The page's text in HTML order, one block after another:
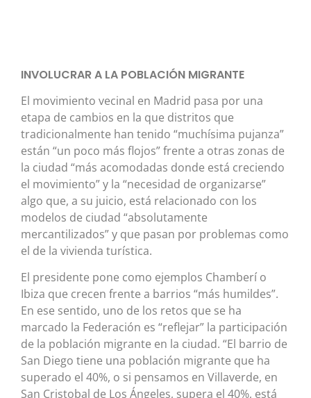
INVOLUCRAR A LA POBLACIÓN MIGRANTE
El movimiento vecinal en Madrid pasa por una
etapa de cambios en la que distritos que
tradicionalmente han tenido “muchísima pujanza”
están “un poco más flojos” frente a otras zonas de
la ciudad “más acomodadas donde está creciendo
el movimiento” y la “necesidad de organizarse”
algo que, a su juicio, está relacionado con los
modelos de ciudad “absolutamente
mercantilizados” y que pasan por problemas como
el de la vivienda turística.
El presidente pone como ejemplos Chamberí o
Ibiza que crecen frente a barrios “más humildes”.
En ese sentido, uno de los retos que se ha
marcado la Federación es “reflejar” la participación
de la población migrante en la ciudad. “El barrio de
San Diego tiene una población migrante que ha
superado el 40%, o si pensamos en Villaverde, en
San Cristobal de Los Ángeles, supera el 40%, está